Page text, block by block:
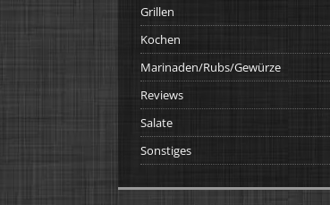
Grillen
Kochen
Marinaden/Rubs/Gewürze
Reviews
Salate
Sonstiges